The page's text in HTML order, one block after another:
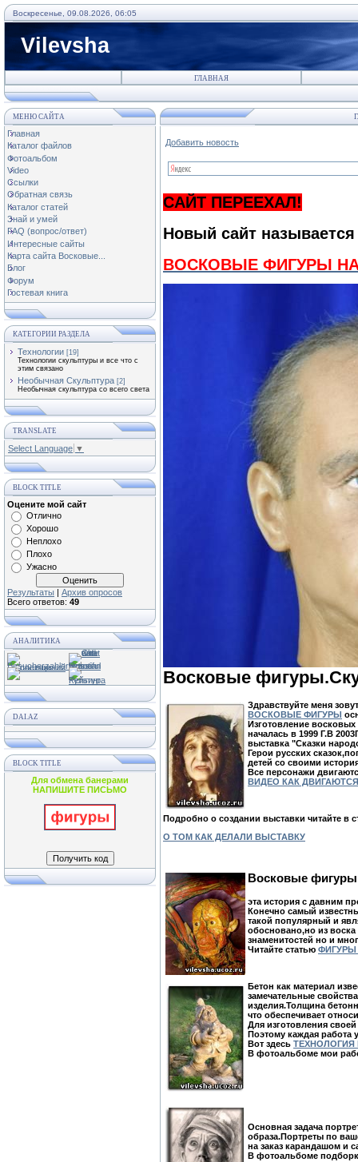
Воскресенье, 09.08.2026, 06:05
Vilevsha
ГЛАВНАЯ
МЕНЮ САЙТА
Главная
Каталог файлов
Фотоальбом
Video
Ссылки
Обратная связь
Каталог статей
Знай и умей
FAQ (вопрос/ответ)
Интересные сайты
Карта сайта Восковые...
Блог
Форум
Гостевая книга
КАТЕГОРИИ РАЗДЕЛА
Технологии [19]
Технологии скульптуры и все что с
этим связано
Необычная Скульптура [2]
Необычная скульптура со всего света
TRANSLATE
Select Language ▼
BLOCK TITLE
Оцените мой сайт
Отлично
Хорошо
Неплохо
Плохо
Ужасно
Результаты | Архив опросов
Всего ответов: 49
АНАЛИТИКА
DAI.AZ
BLOCK TITLE
Для обмена банерами
НАПИШИТЕ ПИСЬМО
Добавить новость
САЙТ ПЕРЕЕХАЛ!
Новый сайт называется
ВОСКОВЫЕ ФИГУРЫ
Восковые
Здравствуйте меня
ВОСКОВЫЕ ФИГУРЫ
Изготовление восковых
началась в 1999 Г.В
выставка "Сказки
Герои русских
детей со своими
Все персонажи
ВИДЕО КАК
Подробно о создании выставки читайте в
О ТОМ КАК ДЕЛАЛИ ВЫСТАВКУ
Восковые фигуры
эта история с давним
Конечно самый
такой популярный и
обосновано,но из
знаменитостей но и
Читайте статью ФИГУРЫ
Бетон как материал
замечательные
изделия.Толщина
что обеспечивает
Для изготовления
Поэтому каждая работа
Вот здесь ТЕХНОЛОГИЯ
В фотоальбоме мои
Основная задача
образа.Портреты по
на заказ карандашом и
В фотоальбоме